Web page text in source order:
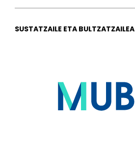
SUSTATZAILE ETA BULTZATZAILEA